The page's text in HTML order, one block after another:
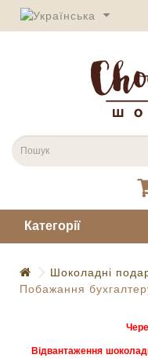
Категорії
Шоколадні
Побажання
Відвантаження